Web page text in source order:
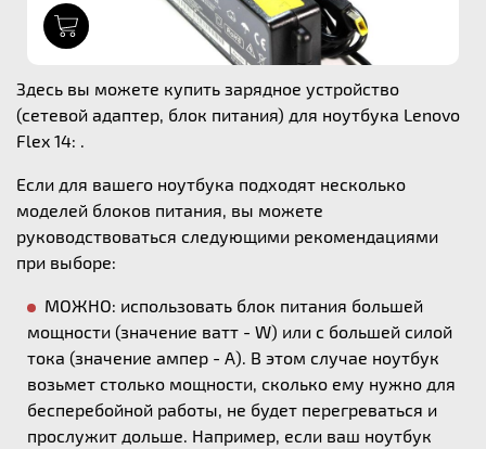
Здесь вы можете купить зарядное устройство
(сетевой адаптер, блок питания) для ноутбука Lenovo
Flex 14: .
Если для вашего ноутбука подходят несколько
моделей блоков питания, вы можете
руководствоваться следующими рекомендациями
при выборе:
МОЖНО: использовать блок питания большей
мощности (значение ватт - W) или с большей силой
тока (значение ампер - А). В этом случае ноутбук
возьмет столько мощности, сколько ему нужно для
бесперебойной работы, не будет перегреваться и
прослужит дольше. Например, если ваш ноутбук